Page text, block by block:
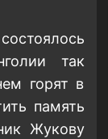
так
горят в
память
Жукову